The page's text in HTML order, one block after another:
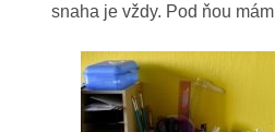
snaha je vždy. Pod ňou mám